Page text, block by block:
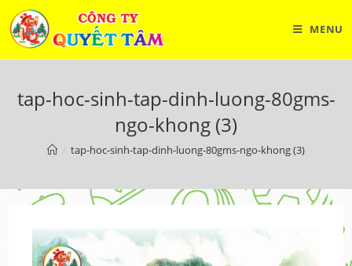
Skip
content
MENU
tap-hoc-sinh-tap-dinh-luong-80gms-
ngo-khong (3)
tap-hoc-sinh-tap-dinh-luong-80gms-ngo-khong (3)